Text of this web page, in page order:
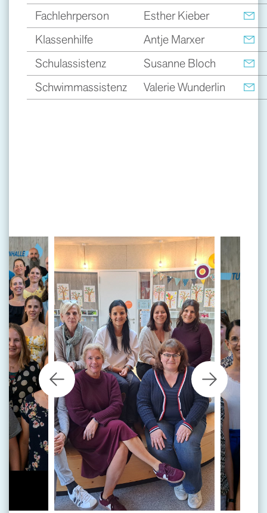
Fachlehrperson
Esther Kieber
Klassenhilfe
Antje Marxer
Schulassistenz
Susanne Bloch
Schwimmassistenz
Valerie Wunderlin